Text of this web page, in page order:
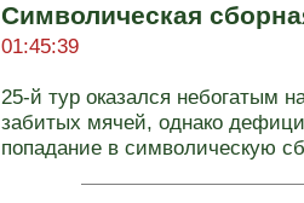
Символическая
01:45:39
25-й тур оказался небогатым
забитых мячей, однако
попадание в символическую